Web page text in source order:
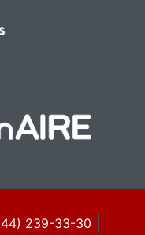
239-33-30